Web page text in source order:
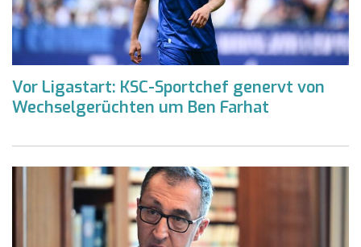
Vor Ligastart: KSC-Sportchef genervt von
Wechselgerüchten um Ben Farhat